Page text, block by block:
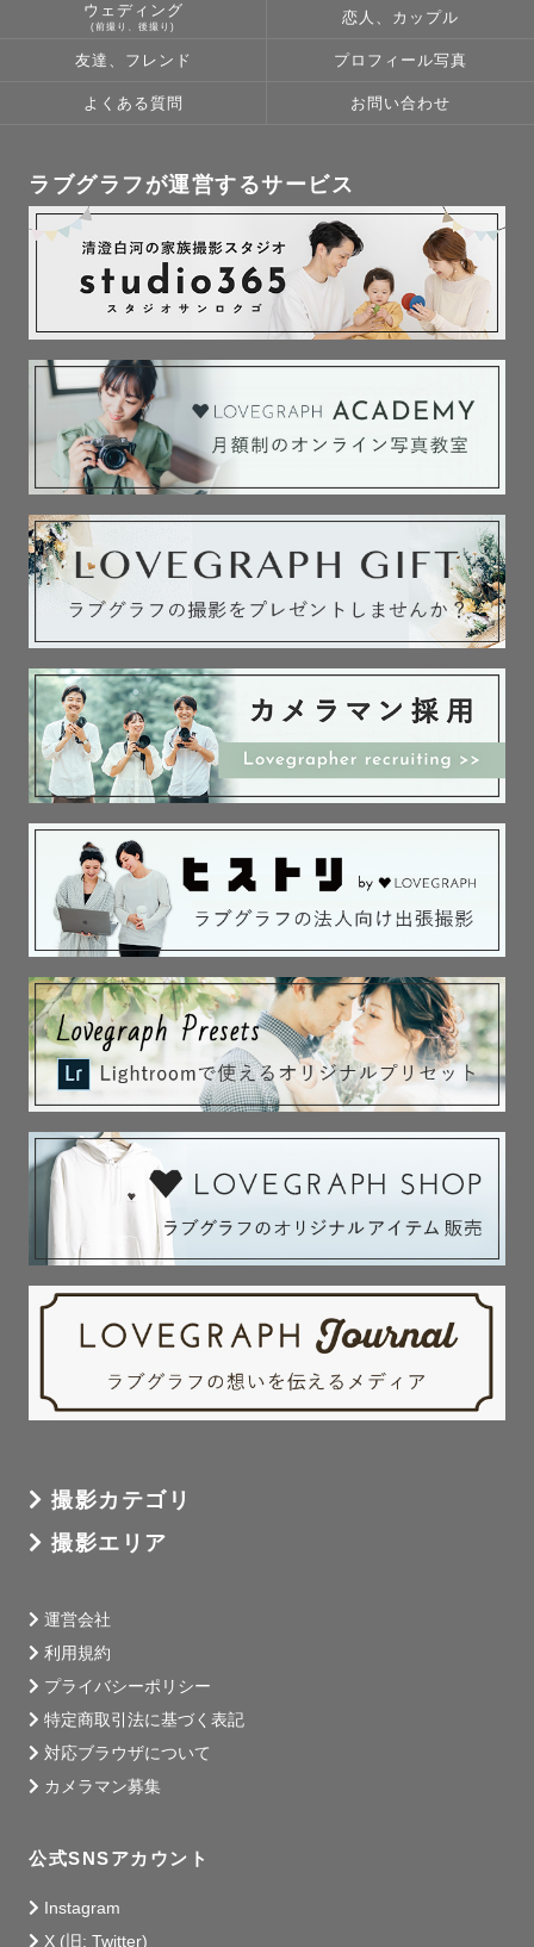
ウェディング
(前撮り、後撮り)
恋人、カップル
友達、フレンド プロフィール写真
よくある質問 お問い合わせ
ラブグラフが運営するサービス
撮影カテゴリ
撮影エリア
運営会社
利用規約
プライバシーポリシー
特定商取引法に基づく表記
対応ブラウザについて
カメラマン募集
公式SNSアカウント
Instagram
X (旧: Twitter)